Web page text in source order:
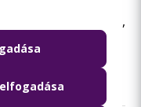
körültekintőek,